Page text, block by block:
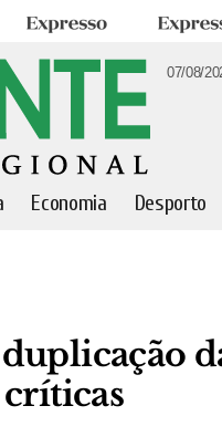
Expresso
07/08/
Economia Desporto